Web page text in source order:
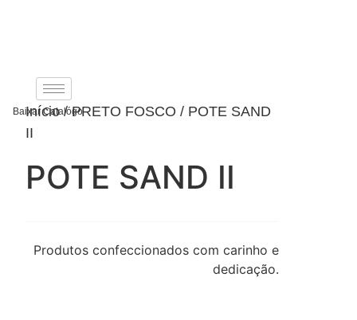
Baixar Catalógo
Início/PRETO FOSCO / POTE SAND
II
POTE SAND II
Produtos confeccionados com carinho e
dedicação.